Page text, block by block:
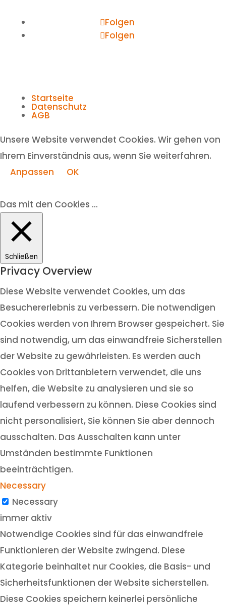
Folgen
Folgen
Startseite
Datenschutz
AGB
Unsere Website verwendet Cookies. Wir gehen von
Ihrem Einverständnis aus, wenn Sie weiterfahren.
Anpassen
OK
Das mit den Cookies ...
Schließen
Privacy Overview
Diese Website verwendet Cookies, um das
Besuchererlebnis zu verbessern. Die notwendigen
Cookies werden von Ihrem Browser gespeichert. Sie
sind notwendig, um das einwandfreie Sicherstellen
der Website zu gewährleisten. Es werden auch
Cookies von Drittanbietern verwendet, die uns
helfen, die Website zu analysieren und sie so
laufend verbessern zu können. Diese Cookies sind
nicht personalisiert, Sie können Sie aber dennoch
ausschalten. Das Ausschalten kann unter
Umständen bestimmte Funktionen
beeinträchtigen.
Necessary
Necessary
immer aktiv
Notwendige Cookies sind für das einwandfreie
Funktionieren der Website zwingend. Diese
Kategorie beinhaltet nur Cookies, die Basis- und
Sicherheitsfunktionen der Website sicherstellen.
Diese Cookies speichern keinerlei persönliche